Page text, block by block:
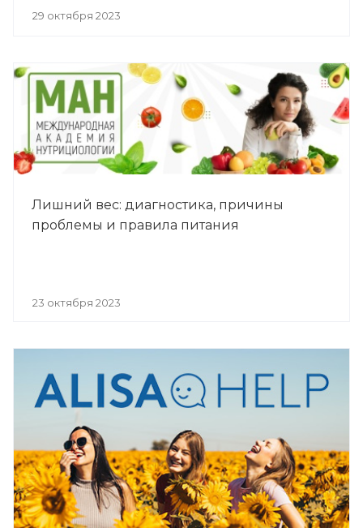
29 октября 2023
Лишний вес: диагностика, причины
проблемы и правила питания
23 октября 2023